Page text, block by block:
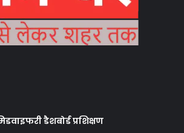
डैशबोर्ड प्रशिक्षण